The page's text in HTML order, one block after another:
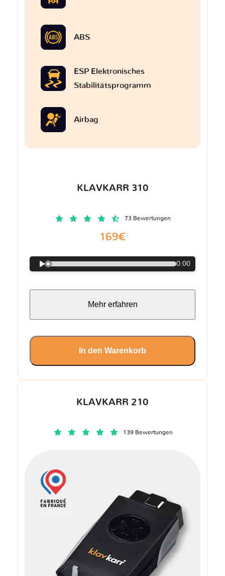
KLAVKARR 210
139 Bewertungen
ABS
ESP Elektronisches
Stabilitätsprogramm
Airbag
KLAVKARR 310
73 Bewertungen
169€
0:00
Mehr erfahren
In den Warenkorb